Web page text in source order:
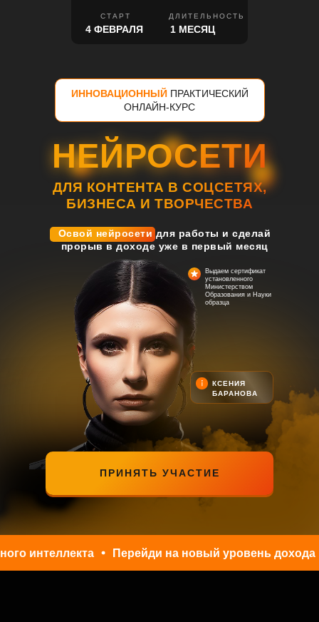
ИННОВАЦИОННЫЙПРАКТИЧЕСКИЙ
ОНЛАЙН-КУРС
НЕЙРОСЕТИ
Освой нейросети для работы и сделай
прорыв в доходе уже в первый месяц
4 ФЕВРАЛЯ 1 МЕСЯЦ
СТАРТ ДЛИТЕЛЬНОСТЬ
Выдаем сертификат
установленного
Министерством
Образования и Науки
образца
КСЕНИЯ
БАРАНОВА
НЕЙРОСЕТИ
ДЛЯ КОНТЕНТА В СОЦСЕТЯХ,
БИЗНЕСА И ТВОРЧЕСТВА
ПРИНЯТЬ УЧАСТИЕ
Перейди на новый уровень дохода и